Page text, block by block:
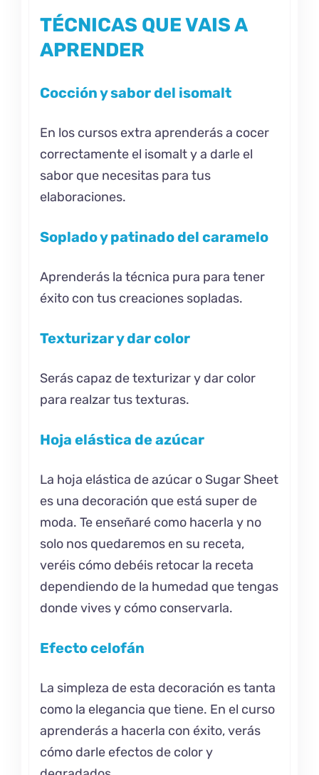
TÉCNICAS QUE VAIS A
APRENDER
Cocción y sabor del isomalt
En los cursos extra aprenderás a cocer
correctamente el isomalt y a darle el
sabor que necesitas para tus
elaboraciones.
Soplado y patinado del caramelo
Aprenderás la técnica pura para tener
éxito con tus creaciones sopladas.
Texturizar y dar color
Serás capaz de texturizar y dar color
para realzar tus texturas.
Hoja elástica de azúcar
La hoja elástica de azúcar o Sugar Sheet
es una decoración que está super de
moda. Te enseñaré como hacerla y no
solo nos quedaremos en su receta,
veréis cómo debéis retocar la receta
dependiendo de la humedad que tengas
donde vives y cómo conservarla.
Efecto celofán
La simpleza de esta decoración es tanta
como la elegancia que tiene. En el curso
aprenderás a hacerla con éxito, verás
cómo darle efectos de color y